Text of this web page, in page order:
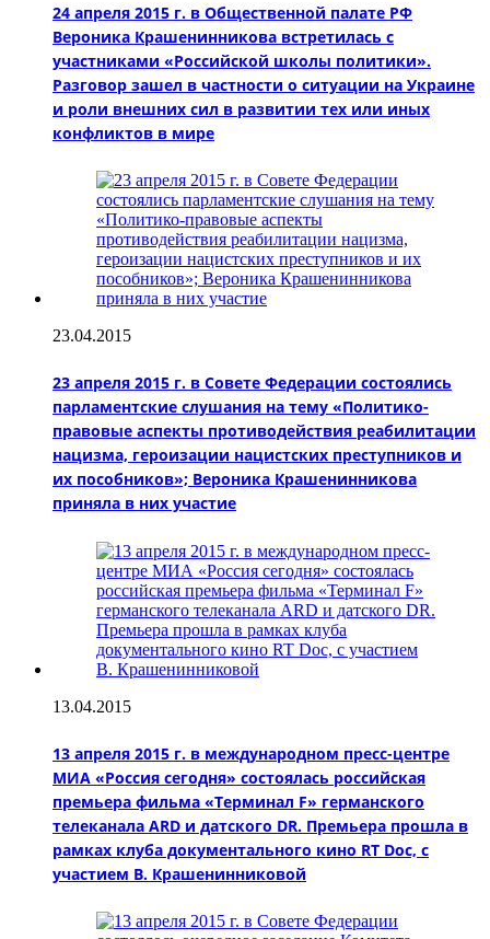
24 апреля 2015 г. в Общественной палате РФ
Вероника Крашенинникова встретилась с
участниками «Российской школы политики».
Разговор зашел в частности о ситуации на Украине
и роли внешних сил в развитии тех или иных
конфликтов в мире
23.04.2015
23 апреля 2015 г. в Совете Федерации состоялись
парламентские слушания на тему «Политико-
правовые аспекты противодействия реабилитации
нацизма, героизации нацистских преступников и
их пособников»; Вероника Крашенинникова
приняла в них участие
13.04.2015
13 апреля 2015 г. в международном пресс-центре
МИА «Россия сегодня» состоялась российская
премьера фильма «Терминал F» германского
телеканала ARD и датского DR. Премьера прошла в
рамках клуба документального кино RT Doc, с
участием В. Крашенинниковой